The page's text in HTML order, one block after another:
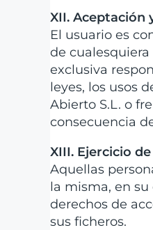
XII. Aceptación
El usuario es
de
exclusiva
leyes, los usos
Abierto S.L. o
consecuencia
XIII. Ejercicio
Aquellas
la misma, en
derechos de
sus ficheros.